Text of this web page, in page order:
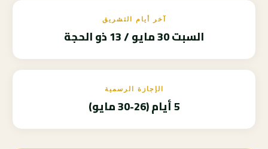
آخر أيام التشريق
السبت 30 مايو / 13 ذو الحجة
الإجازة الرسمية
5 أيام (26-30 مايو)